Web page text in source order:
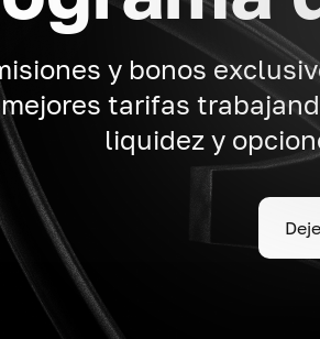
y bonos
tarifas
liquidez y